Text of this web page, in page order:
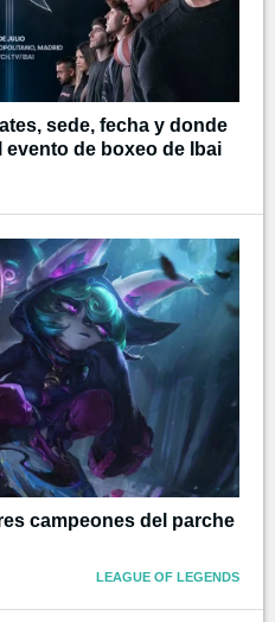
sede, fecha y donde
de boxeo de Ibai
campeones del parche
LEAGUE OF LEGENDS